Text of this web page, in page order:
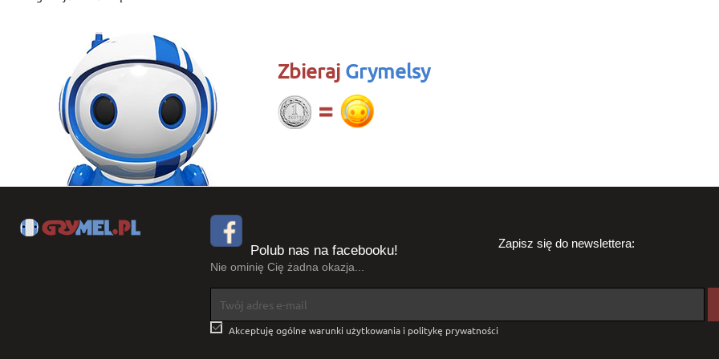
Zbieraj Grymelsy
Polub nas na facebooku!
Nie ominię Cię żadna okazja...
Zapisz się do newslettera:
 Akceptuję ogólne warunki użytkowania i politykę prywatności